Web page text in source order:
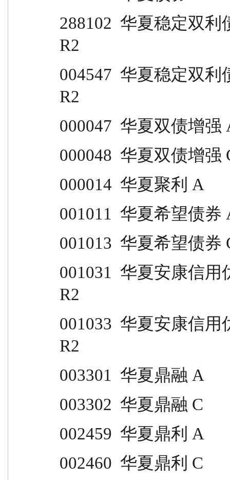
288102  华夏稳定双利
R2
004547  华夏稳定双利
R2
000047  华夏双债增强
000048  华夏双债增强
000014  华夏聚利 A
001011  华夏希望债券
001013  华夏希望债券
001031  华夏安康信用
R2
001033  华夏安康信用
R2
003301  华夏鼎融 A
003302  华夏鼎融 C
002459  华夏鼎利 A
002460  华夏鼎利 C